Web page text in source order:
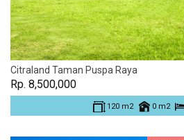
Citraland Taman Puspa Raya
Rp. 8,500,000
120 m2 0 m2